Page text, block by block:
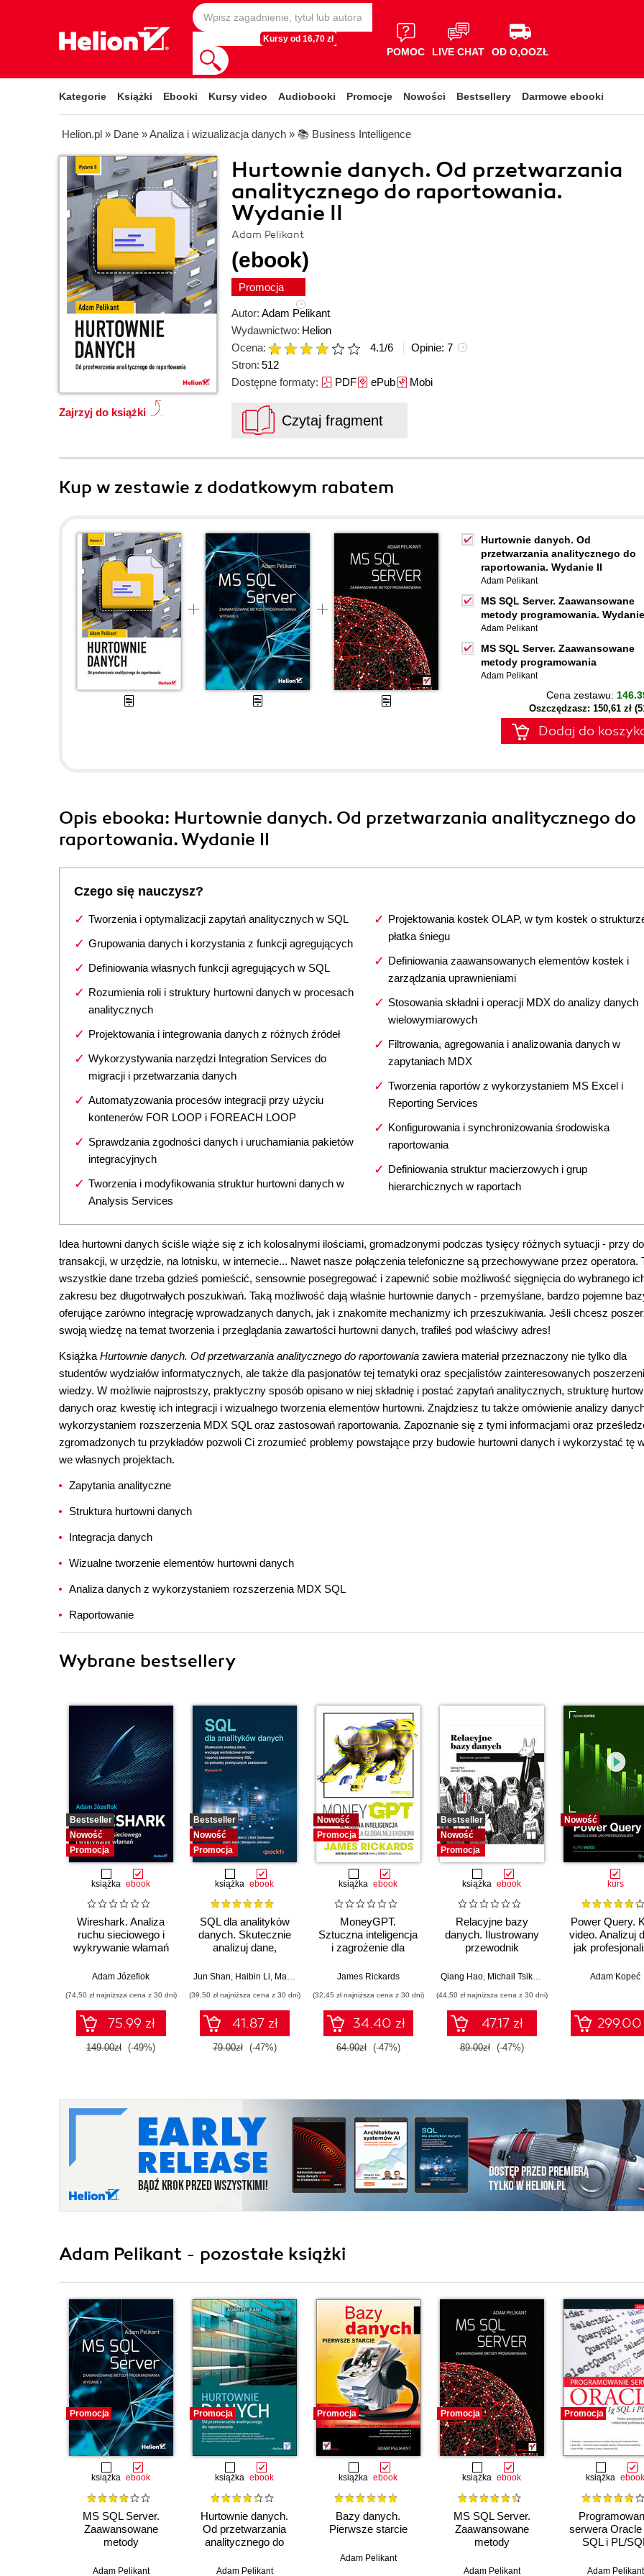
Kursy od 16,70 zł
POMOC LIVE CHAT OD O,OOZŁ
Kategorie Książki Ebooki Kursy video Audiobooki Promocje Nowości Bestsellery Darmowe ebooki
Helion.pl » Dane »Analiza i wizualizacja danych » 📚 Business Intelligence
Hurtownie danych. Od przetwarzania
analitycznego do raportowania.
Wydanie II
Adam Pelikant
(ebook)
Promocja
Zajrzyj do książki
Autor: Adam Pelikant
Wydawnictwo: Helion
Ocena:
4.1/6 Opinie: 7
Stron: 512
Dostępne formaty: PDFePubMobi
Czytaj fragment
Kup w zestawie z dodatkowym rabatem
Hurtownie danych. Od
przetwarzania analitycznego do
raportowania. Wydanie II
Adam Pelikant
MS SQL Server. Zaawansowane
metody programowania.
Adam Pelikant
MS SQL Server. Zaawansowane
metody programowania
Adam Pelikant
Cena zestawu:
Oszczędzasz: 150,61 zł
Dodaj do
Opis ebooka: Hurtownie danych. Od przetwarzania analitycznego do
raportowania. Wydanie II
Czego się nauczysz?
Tworzenia i optymalizacji zapytań analitycznych w SQL
Grupowania danych i korzystania z funkcji agregujących
Definiowania własnych funkcji agregujących w SQL
Rozumienia roli i struktury hurtowni danych w procesach
analitycznych
Projektowania i integrowania danych z różnych źródeł
Wykorzystywania narzędzi Integration Services do
migracji i przetwarzania danych
Automatyzowania procesów integracji przy użyciu
kontenerów FOR LOOP i FOREACH LOOP
Sprawdzania zgodności danych i uruchamiania pakietów
integracyjnych
Tworzenia i modyfikowania struktur hurtowni danych w
Analysis Services
Projektowania kostek OLAP, w tym kostek o
płatka śniegu
Definiowania zaawansowanych elementów kostek i
zarządzania uprawnieniami
Stosowania składni i operacji MDX do analizy danych
wielowymiarowych
Filtrowania, agregowania i analizowania danych w
zapytaniach MDX
Tworzenia raportów z wykorzystaniem MS Excel i
Reporting Services
Konfigurowania i synchronizowania środowiska
raportowania
Definiowania struktur macierzowych i grup
hierarchicznych w raportach
Idea hurtowni danych ściśle wiąże się z ich kolosalnymi ilościami, gromadzonymi podczas tysięcy różnych sytuacji - przy
transakcji, w urzędzie, na lotnisku, w internecie... Nawet nasze połączenia telefoniczne są przechowywane przez operatora.
wszystkie dane trzeba gdzieś pomieścić, sensownie posegregować i zapewnić sobie możliwość sięgnięcia do wybranego
zakresu bez długotrwałych poszukiwań. Taką możliwość dają właśnie hurtownie danych - przemyślane, bardzo pojemne
oferujące zarówno integrację wprowadzanych danych, jak i znakomite mechanizmy ich przeszukiwania. Jeśli chcesz
swoją wiedzę na temat tworzenia i przeglądania zawartości hurtowni danych, trafiłeś pod właściwy adres!
Książka Hurtownie danych. Od przetwarzania analitycznego do raportowania zawiera materiał przeznaczony nie tylko dla
studentów wydziałów informatycznych, ale także dla pasjonatów tej tematyki oraz specjalistów zainteresowanych
wiedzy. W możliwie najprostszy, praktyczny sposób opisano w niej składnię i postać zapytań analitycznych, strukturę
danych oraz kwestię ich integracji i wizualnego tworzenia elementów hurtowni. Znajdziesz tu także omówienie analizy
wykorzystaniem rozszerzenia MDX SQL oraz zastosowań raportowania. Zapoznanie się z tymi informacjami oraz
zgromadzonych tu przykładów pozwoli Ci zrozumieć problemy powstające przy budowie hurtowni danych i wykorzystać tę
we własnych projektach.
Zapytania analityczne
Struktura hurtowni danych
Integracja danych
Wizualne tworzenie elementów hurtowni danych
Analiza danych z wykorzystaniem rozszerzenia MDX SQL
Raportowanie
Wybrane bestsellery
Bestseller
Nowość
Promocja
książka ebook
Wireshark. Analiza
ruchu sieciowego i
wykrywanie włamań
Adam Józefiok
(74,50 zł najniższa cena z 30 dni)
75.99 zł
149.00zł (-49%)
Bestseller
Nowość
Promocja
książka ebook
SQL dla analityków
danych. Skutecznie
analizuj dane,
wartościowe wnioski i
zaawansowany SQL
na potrzeby
praktycznych
zastosowań.
Wydanie IV
Jun Shan, Haibin Li, Matt Goldwasser ,Upom Malik,Benjamin Johnston
(39,50 zł najniższa cena z 30 dni)
41.87 zł
79.00zł (-47%)
Nowość
Promocja
książka ebook
MoneyGPT.
Sztuczna inteligencja
i zagrożenie dla
James Rickards
(32,45 zł najniższa cena z 30 dni)
34.40 zł
64.90zł (-47%)
Bestseller
Nowość
Promocja
książka ebook
Relacyjne bazy
danych. Ilustrowany
przewodnik
Qiang Hao, Michail Tsikerdekis
(44,50 zł najniższa cena z 30 dni)
47.17 zł
89.00zł (-47%)
Nowość
kurs
Power Query.
video. Analizuj
jak
Adam Kopeć
299.00
Adam Pelikant - pozostałe książki
Promocja
książka ebook
MS SQL Server.
Zaawansowane
metody
Wydanie II
Adam Pelikant
Promocja
książka ebook
Hurtownie danych.
Od przetwarzania
analitycznego do
Adam Pelikant
Promocja
książka ebook
Bazy danych.
Pierwsze starcie
Adam Pelikant
Promocja
książka ebook
MS SQL Server.
Zaawansowane
metody
Adam Pelikant
Promocja
książka ebook
serwera Oracle
SQL i PL/
Adam Pelikant